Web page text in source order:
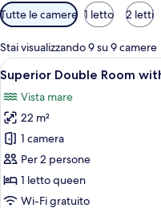
Filtri
disponibili
per
le
camere
Tutte le camere 1 letto 2 letti
Stai visualizzando 9 su 9 camere
Apri
tutte
le
foto
per
Superior
Double
Room
15
Superior Double Room
Vista mare
22 m²
1 camera
Per 2 persone
1 letto queen
Wi-Fi gratuito